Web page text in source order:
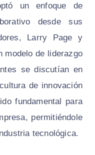
un enfoque de
desde sus
Larry Page y
modelo de liderazgo
se discutían en
de innovación
fundamental para
permitiéndole
tecnológica.